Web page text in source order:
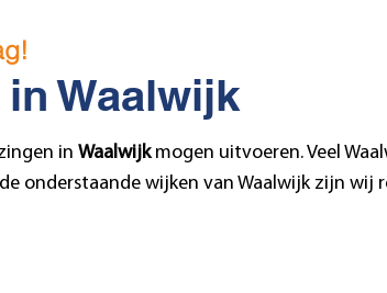
Waalwijk
in Waalwijkmogen uitvoeren. Veel
onderstaande wijken van Waalwijk zijn wij